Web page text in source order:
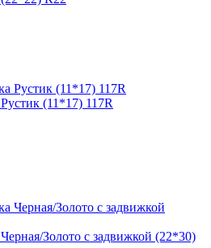
(11*17) 117R
Золото с задвижкой (22*30)